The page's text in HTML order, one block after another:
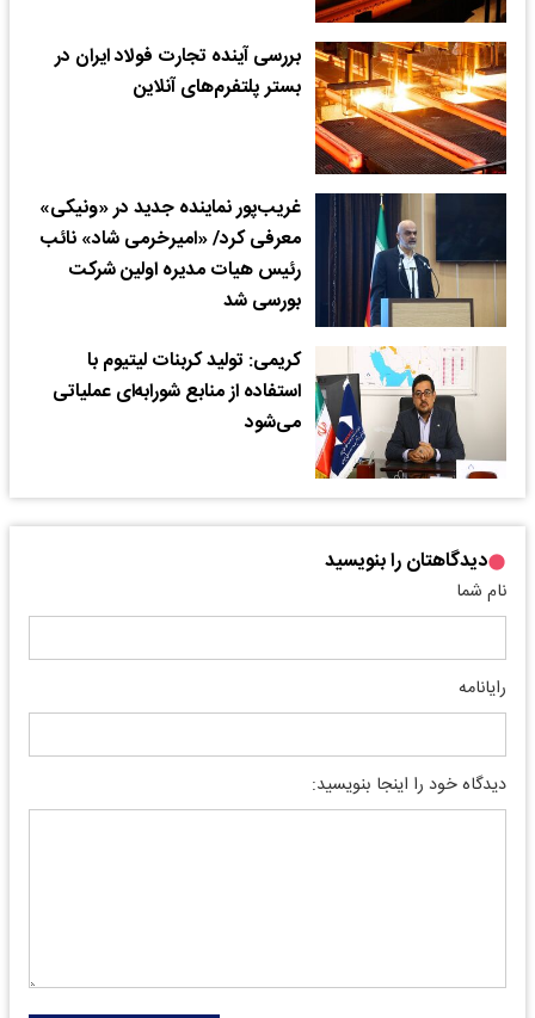
بررسی آینده تجارت فولاد ایران در
بستر پلتفرم‌های آنلاین
غریب‌پور نماینده‌ جدید در «ونیکی»
معرفی کرد/ «امیرخرمی شاد» نائب
رئیس هیات مدیره اولین شرکت
بورسی شد
کریمی: تولید کربنات لیتیوم با
استفاده از منابع شورابه‌ای عملیاتی
می‌شود
دیدگاهتان را بنویسید
نام شما
رایانامه
دیدگاه خود را اینجا بنویسید: